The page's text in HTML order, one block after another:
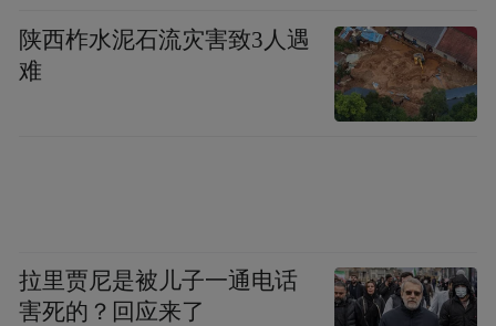
引领世界的膨体聚四氟乙烯(ePTFE)垫片和盘
根供货商。40多年来，戈尔公司的密封技术
业务部门已经积累了深厚的知识基础，充分
助客户在关键的密封应用场合制定最好的解
决方案。
陕西柞水泥石流灾害致3人遇
难
拉里贾尼是被儿子一通电话
害死的？回应来了